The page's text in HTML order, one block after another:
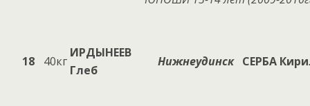
18 40кг
ИРДЫНЕЕВ
Глеб
Нижнеудинск СЕРБА